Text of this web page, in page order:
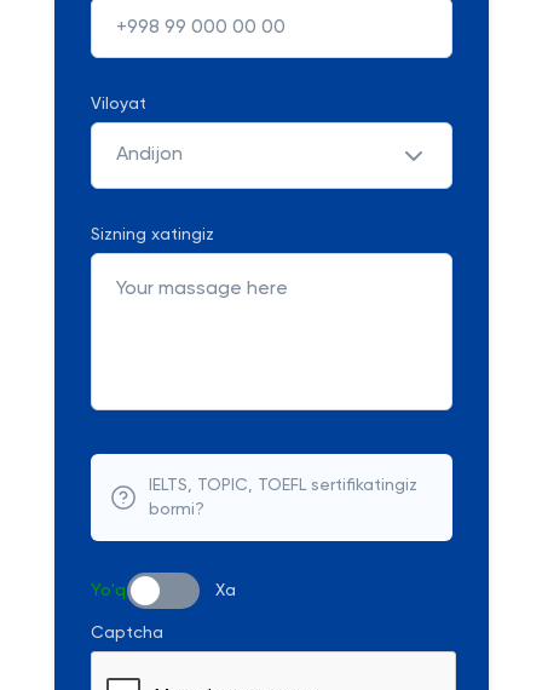
Viloyat
Andijon
Sizning xatingiz
IELTS, TOPIC, TOEFL sertifikatingiz
bormi?
Yo'q Xa
Captcha